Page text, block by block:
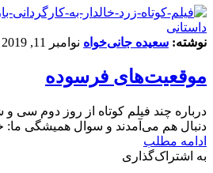
داستانی
نوشته: سعیده جانی‌خواه نوامبر 11, 2019
موقعیت‌های فرسوده
درباره چند فیلم کوتاه از روز دوم سی
دنبال هم می‌آمدند و سوال همیشگی ما:
ادامه مطلب
به اشتراک‌گذاری